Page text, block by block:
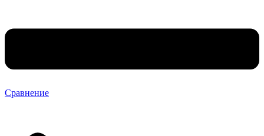
Сравнение